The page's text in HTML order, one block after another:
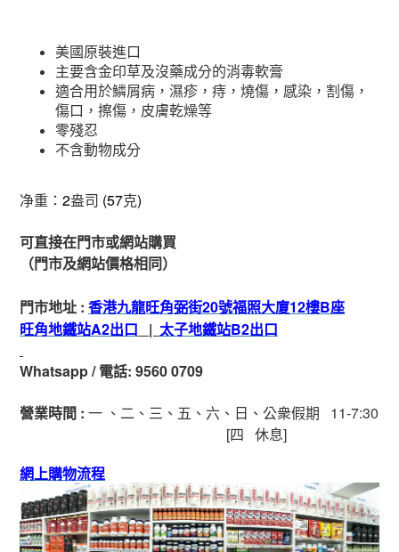
美國原裝進口
主要含金印草及沒藥成分的消毒軟膏
適合用於鱗屑病，濕疹，痔，燒傷，感染，割傷，
傷口，擦傷，皮膚乾燥等
零殘忍
不含動物成分
净重： 2盎司 (57克)
可直接在門市或網站購買
（門市及網站價格相同）
門市地址 : 香港九龍旺角弼街20號福照大廈12樓B座
旺角地鐵站A2出口 | 太子地鐵站B2出口
Whatsapp/電話: 9560 0709
營業時間 : 一 、二、三、五 、六 、日 、公衆假期
11-7:30
[四 休息]
網上購物流程